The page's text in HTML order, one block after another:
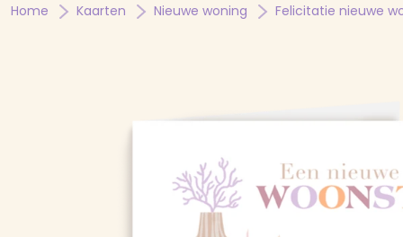
Home Kaarten Nieuwe woning Felicitatie nieuwe